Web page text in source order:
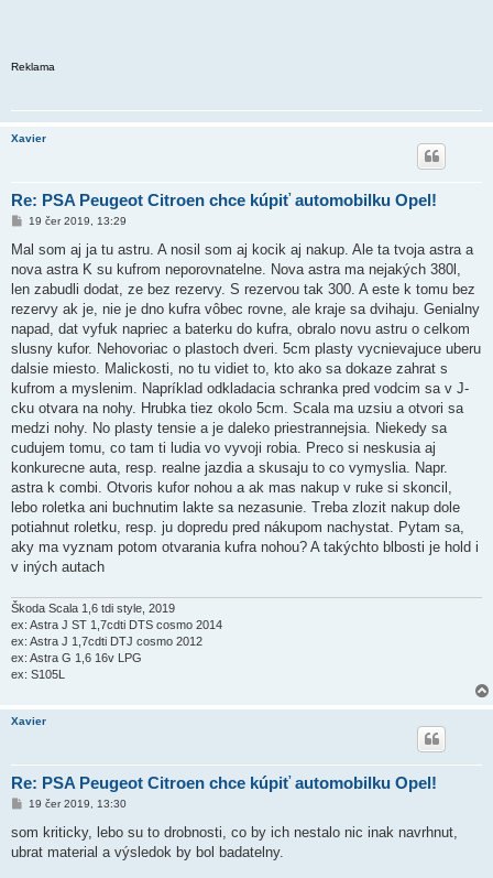
Reklama
Xavier
Re: PSA Peugeot Citroen chce kúpiť automobilku Opel!
P
í
p
ě
e
k
19 čer 2019, 13:29
Mal som aj ja tu astru. A nosil som aj kocik aj nakup. Ale ta tvoja astra a
nova astra K su kufrom neporovnatelne. Nova astra ma nejakých 380l,
len zabudli dodat, ze bez rezervy. S rezervou tak 300. A este k tomu bez
rezervy ak je, nie je dno kufra vôbec rovne, ale kraje sa dvihaju. Genialny
napad, dat vyfuk napriec a baterku do kufra, obralo novu astru o celkom
slusny kufor. Nehovoriac o plastoch dveri. 5cm plasty vycnievajuce uberu
dalsie miesto. Malickosti, no tu vidiet to, kto ako sa dokaze zahrat s
kufrom a myslenim. Napríklad odkladacia schranka pred vodcim sa v J-
cku otvara na nohy. Hrubka tiez okolo 5cm. Scala ma uzsiu a otvori sa
medzi nohy. No plasty tensie a je daleko priestrannejsia. Niekedy sa
cudujem tomu, co tam ti ludia vo vyvoji robia. Preco si neskusia aj
konkurecne auta, resp. realne jazdia a skusaju to co vymyslia. Napr.
astra k combi. Otvoris kufor nohou a ak mas nakup v ruke si skoncil,
lebo roletka ani buchnutim lakte sa nezasunie. Treba zlozit nakup dole
potiahnut roletku, resp. ju dopredu pred nákupom nachystat. Pytam sa,
aky ma vyznam potom otvarania kufra nohou? A takýchto blbosti je hold i
v iných autach
Škoda Scala 1,6 tdi style, 2019
ex: Astra J ST 1,7cdti DTS cosmo 2014
ex: Astra J 1,7cdti DTJ cosmo 2012
ex: Astra G 1,6 16v LPG
ex: S105L
Xavier
Re: PSA Peugeot Citroen chce kúpiť automobilku Opel!
P
í
p
19 čer 2019, 13:30
som kriticky, lebo su to drobnosti, co by ich nestalo nic inak navrhnut,
ubrat material a výsledok by bol badatelny.